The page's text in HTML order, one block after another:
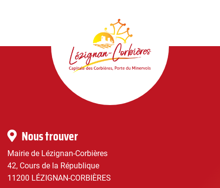
Lézignan-
Infos
pratiques
Nous trouver
Mairie de Lézignan-Corbières
42, Cours de la République
11200 LÉZIGNAN-CORBIÈRES